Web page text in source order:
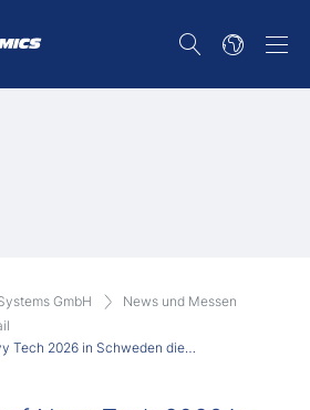
GmbH
News und Messen
Tech 2026 in Schweden die…